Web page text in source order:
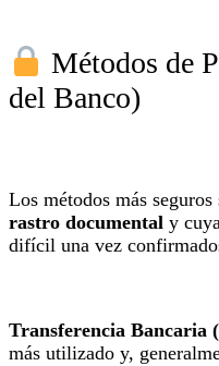
Métodos de
del Banco)
Los métodos más
rastro documental y
difícil una vez
Transferencia Bancaria
más utilizado y,